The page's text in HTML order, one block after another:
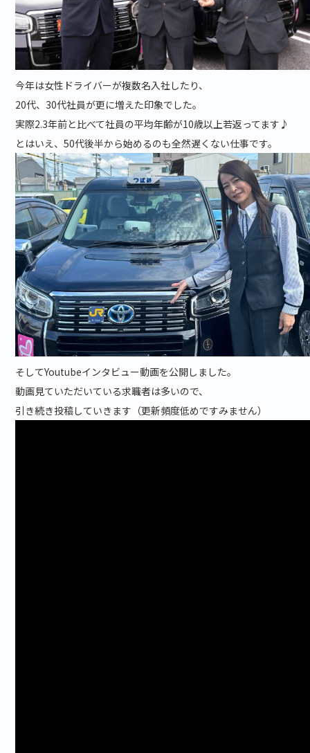
今年は女性ドライバーが複数名入社したり、
20代、30代社員が更に増えた印象でした。
実際2.3年前と比べて社員の平均年齢が10歳以上若返ってます♪
とはいえ、50代後半から始めるのも全然遅くない仕事です。
そしてYoutubeインタビュー動画を公開しました。
動画見ていただいている求職者は多いので、
引き続き投稿していきます（更新頻度低めですみません）